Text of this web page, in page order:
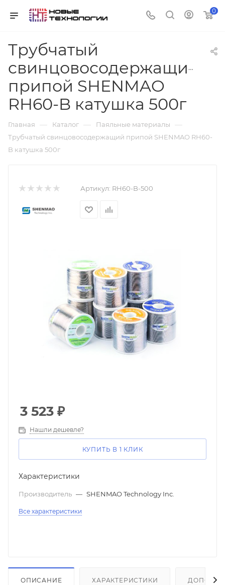
0
Трубчатый
cвинцовосодержащий
припой SHENMAO
RH60-B катушка 500г
Главная — Каталог — Паяльные материалы —
Трубчатый cвинцовосодержащий припой SHENMAO RH60-
B катушка 500г
Артикул: RH60-B-500
3 523 ₽
Нашли дешевле?
КУПИТЬ В 1 КЛИК
Характеристики
Производитель — SHENMAO Technology Inc.
Все характеристики
ОПИСАНИЕ ХАРАКТЕРИСТИКИ